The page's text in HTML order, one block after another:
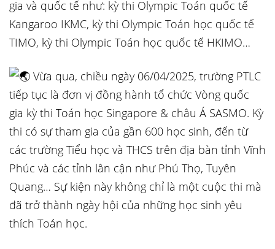
gia và quốc tế như: kỳ thi Olympic Toán quốc tế
Kangaroo IKMC, kỳ thi Olympic Toán học quốc tế
TIMO, kỳ thi Olympic Toán học quốc tế HKIMO…
Vừa qua, chiều ngày 06/04/2025, trường PTLC
tiếp tục là đơn vị đồng hành tổ chức Vòng quốc
gia kỳ thi Toán học Singapore & châu Á SASMO. Kỳ
thi có sự tham gia của gần 600 học sinh, đến từ
các trường Tiểu học và THCS trên địa bàn tỉnh Vĩnh
Phúc và các tỉnh lân cận như Phú Thọ, Tuyên
Quang… Sự kiện này không chỉ là một cuộc thi mà
đã trở thành ngày hội của những học sinh yêu
thích Toán học.